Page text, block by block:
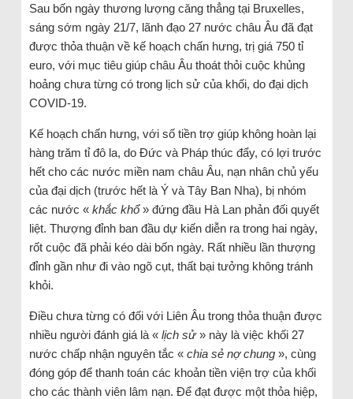
Sau bốn ngày thương lượng căng thẳng tại Bruxelles,
sáng sớm ngày 21/7, lãnh đạo 27 nước châu Âu đã đạt
được thỏa thuận về kế hoạch chấn hưng, trị giá 750 tỉ
euro, với mục tiêu giúp châu Âu thoát thỏi cuộc khủng
hoảng chưa từng có trong lịch sử của khối, do đại dịch
COVID-19.
Kế hoạch chấn hưng, với số tiền trợ giúp không hoàn lại
hàng trăm tỉ đô la, do Đức và Pháp thúc đẩy, có lợi trước
hết cho các nước miền nam châu Âu, nạn nhân chủ yếu
của đại dịch (trước hết là Ý và Tây Ban Nha), bị nhóm
các nước « khắc khổ» đứng đầu Hà Lan phản đối quyết
liệt. Thượng đỉnh ban đầu dự kiến diễn ra trong hai ngày,
rốt cuộc đã phải kéo dài bốn ngày. Rất nhiều lần thượng
đỉnh gần như đi vào ngõ cụt, thất bại tưởng không tránh
khỏi.
Điều chưa từng có đối với Liên Âu trong thỏa thuận được
nhiều người đánh giá là « lịch sử» này là việc khối 27
nước chấp nhận nguyên tắc « chia sẻ nợ chung», cùng
đóng góp để thanh toán các khoản tiền viện trợ của khối
cho các thành viên lâm nạn. Để đạt được một thỏa hiệp,